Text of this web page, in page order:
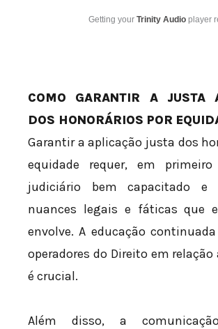
Getting your Trinity Audio player
COMO GARANTIR A JUSTA
DOS HONORÁRIOS POR
Garantir a aplicação justa dos
equidade requer, em
judiciário bem capacitado e
nuances legais e fáticas que
envolve. A educação
operadores do Direito em
é crucial.
Além disso, a